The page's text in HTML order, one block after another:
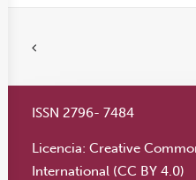
ISSN 2796- 7484
Licencia: Creative
International (CC BY 4.0)